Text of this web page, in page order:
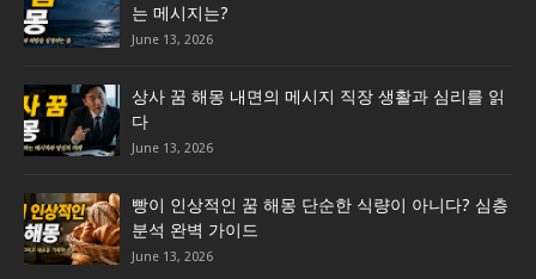
는 메시지는?
June 13, 2026
상사 꿈 해몽 내면의 메시지 직장 생활과 심리를 읽
다
June 13, 2026
빵이 인상적인 꿈 해몽 단순한 식량이 아니다? 심층
분석 완벽 가이드
June 13, 2026